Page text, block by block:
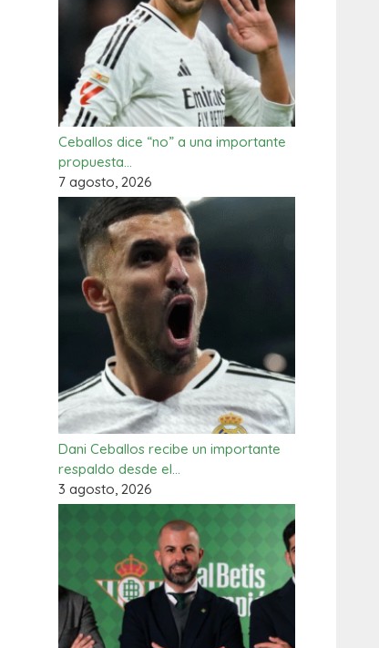
Ceballos dice “no” a una importante
propuesta…
7 agosto, 2026
Dani Ceballos recibe un importante
respaldo desde el…
3 agosto, 2026